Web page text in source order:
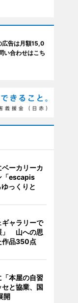
広告は月額15,0
い合わせはこち
ーカリーカ
「escapis
っくりと
ャラリーで
」 山への思
作品350点
本屋の自習
と協業、国
開